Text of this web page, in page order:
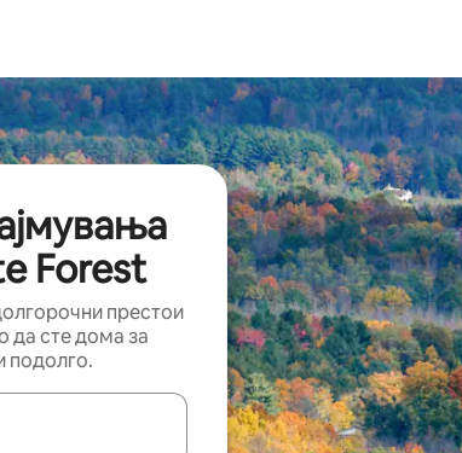
Forest
престои
да сте дома за
подолго.
движете се со копчињата со стрелки нагоре и